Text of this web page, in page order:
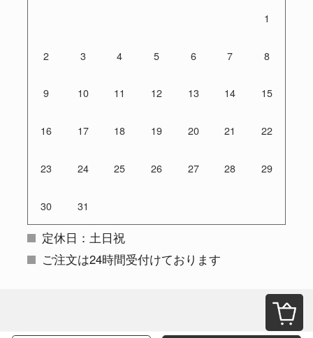
1
2 3 4 5 6 7 8
9 10 11 12 13 14 15
16 17 18 19 20 21 22
23 24 25 26 27 28 29
30 31
定休日：土日祝
ご注文は24時間受付けております